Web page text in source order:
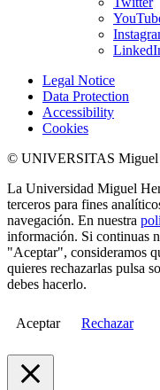
Legal Notice
Data Protection
Accessibility
Cookies
© UNIVERSITAS Miguel
La Universidad Miguel
terceros para fines
navegación. En nuestra
información. Si continuas
"Aceptar", consideramos
quieres rechazarlas pulsa
debes hacerlo.
Aceptar Rechazar